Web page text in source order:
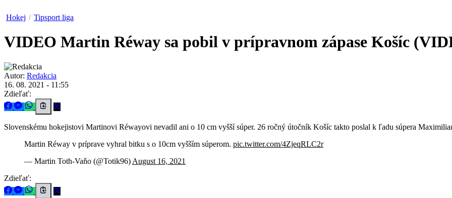
Hokej / Tipsport liga
VIDEO Martin Réway sa pobil v prípravnom zápase Košíc
Autor: Redakcia
16. 08. 2021 - 11:55
Zdieľať:
Slovenskému hokejistovi Martinovi Réwayovi nevadil ani o 10 cm vyšší súper. 26 ročný útočník Košíc takto poslal k ľadu súpera
Martin Réway v príprave vyhral bitku s o 10cm vyšším súperom. pic.twitter.com/4ZjeqRLC2r
— Martin Toth-Vaňo (@Totik96) August 16, 2021
Zdieľať: